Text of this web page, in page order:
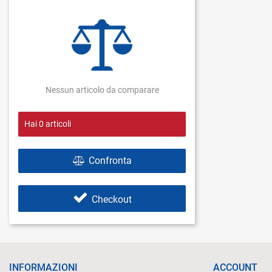
Nessun articolo da comparare
Hai0articoli
Confronta
Checkout
INFORMAZIONI ACCOUNT